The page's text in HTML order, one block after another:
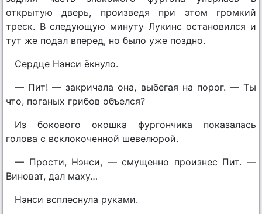
открытую дверь, произведя при этом громкий
треск. В следующую минуту Лукинс остановился и
тут же подал вперед, но было уже поздно.
Сердце Нэнси ёкнуло.
— Пит! — закричала она, выбегая на порог. — Ты
что, поганых грибов объелся?
Из бокового окошка фургончика показалась
голова с всклокоченной шевелюрой.
— Прости, Нэнси, — смущенно произнес Пит. —
Виноват, дал маху…
Нэнси всплеснула руками.